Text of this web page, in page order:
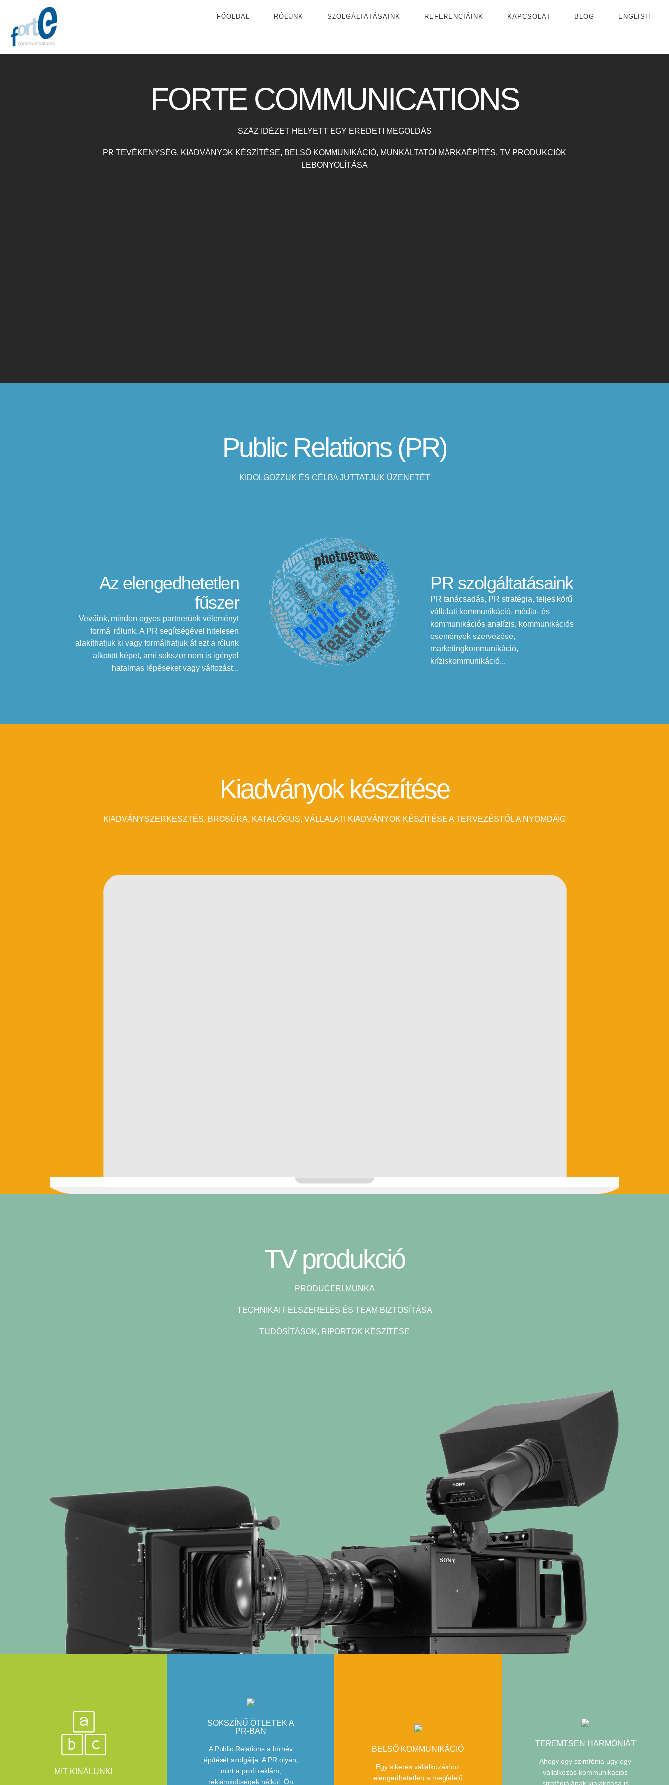
FŐOLDAL RÓLUNK SZOLGÁLTATÁSAINK REFERENCIÁINK KAPCSOLAT BLOG ENGLISH
FORTE COMMUNICATIONS
SZÁZ IDÉZET HELYETT EGY EREDETI MEGOLDÁS
PR TEVÉKENYSÉG, KIADVÁNYOK KÉSZÍTÉSE, BELSŐ KOMMUNIKÁCIÓ, MUNKÁLTATÓI MÁRKAÉPÍTÉS, TV PRODUKCIÓK
LEBONYOLÍTÁSA
Public Relations (PR)
KIDOLGOZZUK ÉS CÉLBA JUTTATJUK ÜZENETÉT
Az elengedhetetlen
fűszer
Vevőink, minden egyes partnerünk véleményt
formál rólunk. A PR segítségével hitelesen
alakíthatjuk ki vagy formálhatjuk át ezt a rólunk
alkotott képet, ami sokszor nem is igényel
hatalmas lépéseket vagy változást...
PR szolgáltatásaink
PR tanácsadás, PR stratégia, teljes körű
vállalati kommunikáció, média- és
kommunikációs analízis, kommunikációs
események szervezése,
marketingkommunikáció,
kríziskommunikáció...
Kiadványok készítése
KIADVÁNYSZERKESZTÉS, BROSÚRA, KATALÓGUS, VÁLLALATI KIADVÁNYOK KÉSZÍTÉSE A TERVEZÉSTŐL A NYOMDÁIG
TV produkció
PRODUCERI MUNKA
TECHNIKAI FELSZERELÉS ÉS TEAM BIZTOSÍTÁSA
TUDÓSÍTÁSOK, RIPORTOK KÉSZÍTÉSE
MIT KINÁLUNK!
SOKSZÍNŰ ÖTLETEK A
PR-BAN
A Public Relations a hírnév
építését szolgálja. A PR olyan,
mint a profi reklám,
reklámköltségek nélkül. Ön
BELSŐ KOMMUNIKÁCIÓ
Egy sikeres vállalkozáshoz
elengedhetetlen a megfelelő
TEREMTSEN HARMÓNIÁT
Ahogy egy szimfónia úgy egy
vállalkozás kommunikációs
stratégiájának kialakítása is